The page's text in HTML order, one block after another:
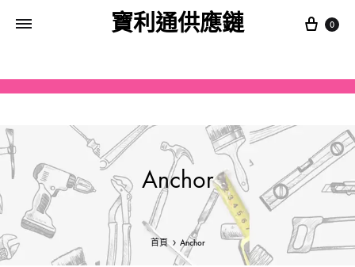
寶利通供應鏈 0
Anchor
首頁 Anchor